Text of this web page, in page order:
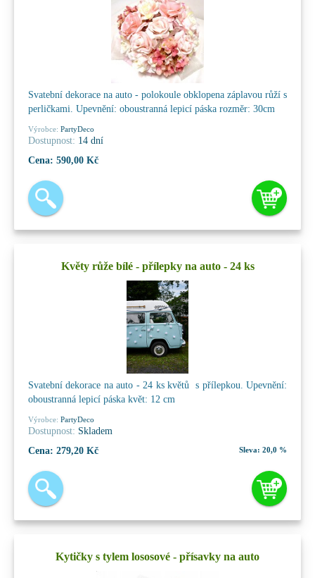
Svatební dekorace na auto - polokoule obklopena záplavou růží s
perličkami. Upevnění: oboustranná lepicí páska rozměr: 30cm
Výrobce: PartyDeco
Dostupnost: 14 dní
Cena: 590,00 Kč
Květy růže bílé - přílepky na auto - 24 ks
Svatební dekorace na auto - 24 ks květů s přílepkou. Upevnění:
oboustranná lepicí páska květ: 12 cm
Výrobce: PartyDeco
Dostupnost: Skladem
Cena: 279,20 Kč Sleva: 20,0 %
Kytičky s tylem lososové - přísavky na auto